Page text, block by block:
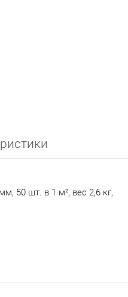
50 шт. в 1 м², вес 2,6 кг,